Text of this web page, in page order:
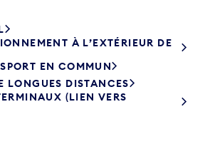
À L’EXTÉRIEUR DE
EN COMMUN
LONGUES DISTANCES
(LIEN VERS